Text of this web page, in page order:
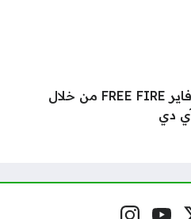
طريقة شحن جواهر فري فاير FREE FIRE من خلال